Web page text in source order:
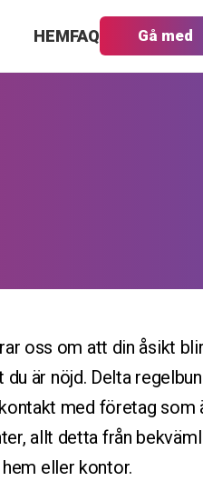
HEMFAQ Gå med
oss om att din åsikt
är nöjd. Delta
med företag som
allt detta från
eller kontor.